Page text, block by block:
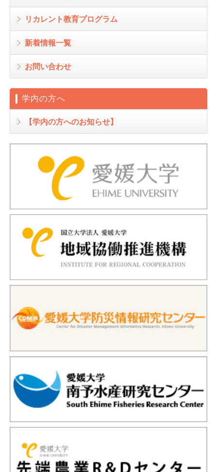
リカレント教育プログラム
新着情報一覧
お問い合わせ
学内の方へ
【学内の方へのお知らせ】